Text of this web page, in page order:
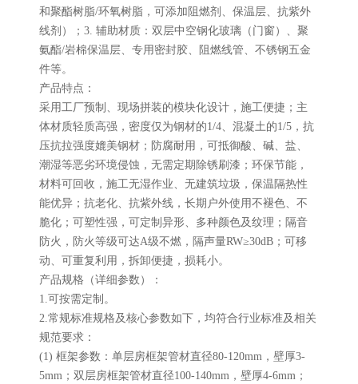
和聚酯树脂/环氧树脂，可添加阻燃剂、保温层、抗紫外
线剂）；3. 辅助材质：双层中空钢化玻璃（门窗）、聚
氨酯/岩棉保温层、专用密封胶、阻燃线管、不锈钢五金
件等。
产品特点：
采用工厂预制、现场拼装的模块化设计，施工便捷；主
体材质轻质高强，密度仅为钢材的1/4、混凝土的1/5，抗
压抗拉强度媲美钢材；防腐耐用，可抵御酸、碱、盐、
潮湿等恶劣环境侵蚀，无需定期除锈刷漆；环保节能，
材料可回收，施工无湿作业、无建筑垃圾，保温隔热性
能优异；抗老化、抗紫外线，长期户外使用不褪色、不
脆化；可塑性强，可定制异形、多种颜色及纹理；隔音
防火，防火等级可达A级不燃，隔声量RW≥30dB；可移
动、可重复利用，拆卸便捷，损耗小。
产品规格（详细参数）：
1.可按需定制。
2.常规标准规格及核心参数如下，均符合行业标准及相关
规范要求：
(1) 框架参数：单层房框架管材直径80-120mm，壁厚3-
5mm；双层房框架管材直径100-140mm，壁厚4-6mm；